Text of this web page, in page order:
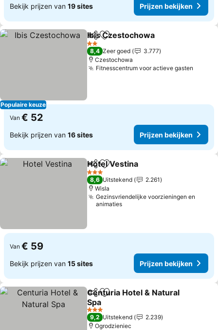
Bekijk prijzen van 19 sites Prijzen bekijken
Populaire keuze
DelenToevoegen aan favorieten
Ibis Czestochowa
2 Sterren
8,4 Zeer goed
3.777
Czestochowa
Fitnesscentrum voor actieve gasten
Van € 52
Bekijk prijzen van 16 sites Prijzen bekijken
DelenToevoegen aan favorieten
Hotel Vestina
3 Sterren
8,6 Uitstekend
2.261
Wisla
Gezinsvriendelijke voorzieningen en
animaties
Van € 59
Bekijk prijzen van 15 sites Prijzen bekijken
DelenToevoegen aan favorieten
Centuria Hotel & Natural
Spa
Prijzen bekijken
3 Sterren
9,2 Uitstekend
2.239
Ogrodzieniec